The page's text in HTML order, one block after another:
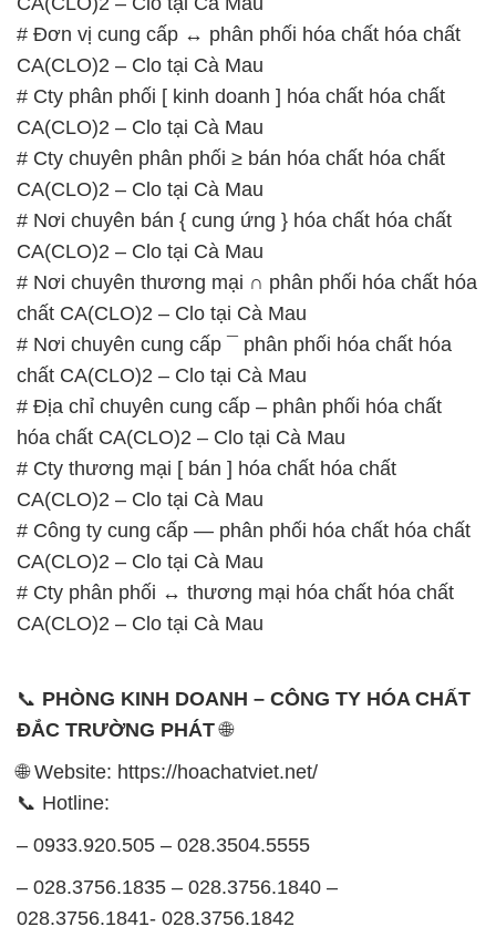
# Đơn vị cung cấp ↔ phân phối hóa chất hóa chất
CA(CLO)2 – Clo tại Cà Mau
# Cty phân phối [ kinh doanh ] hóa chất hóa chất
CA(CLO)2 – Clo tại Cà Mau
# Cty chuyên phân phối ≥ bán hóa chất hóa chất
CA(CLO)2 – Clo tại Cà Mau
# Nơi chuyên bán { cung ứng } hóa chất hóa chất
CA(CLO)2 – Clo tại Cà Mau
# Nơi chuyên thương mại ∩ phân phối hóa chất hóa
chất CA(CLO)2 – Clo tại Cà Mau
# Nơi chuyên cung cấp ¯ phân phối hóa chất hóa
chất CA(CLO)2 – Clo tại Cà Mau
# Địa chỉ chuyên cung cấp – phân phối hóa chất
hóa chất CA(CLO)2 – Clo tại Cà Mau
# Cty thương mại [ bán ] hóa chất hóa chất
CA(CLO)2 – Clo tại Cà Mau
# Công ty cung cấp — phân phối hóa chất hóa chất
CA(CLO)2 – Clo tại Cà Mau
# Cty phân phối ↔ thương mại hóa chất hóa chất
CA(CLO)2 – Clo tại Cà Mau
📞 PHÒNG KINH DOANH – CÔNG TY HÓA CHẤT
ĐẮC TRƯỜNG PHÁT🌐
🌐 Website: https://hoachatviet.net/
📞 Hotline:
– 0933.920.505 – 028.3504.5555
– 028.3756.1835 – 028.3756.1840 –
028.3756.1841- 028.3756.1842